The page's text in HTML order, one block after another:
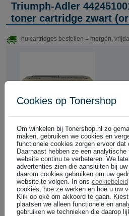
Triumph-Adler
toner cartridge zwart
nu cartridges bestellen = morgen,
zwart
Cartridgenummer:
TRI4424510015
Bel voor levertijd +31 26
3193981
15.000 pagina's
Triumph-Adler 4424510015 / LP 4245
(origineel)
Cookies op Tonershop
Om winkelen bij Tonershop.nl zo
maken, gebruiken we cookies en
functionele cookies zorgen ervoor dat
Daarnaast hebben ze een
website continu te verbeteren. We
advertenties zien die aansluiten bij
daarom cookies gebruiken om uw
website te volgen. In ons cookiebeleid
cookies, hoe ze werken en hoe u uw
Klik op oké om akkoord te gaan.
plaatsen we alleen functionele en
gebruiken we technieken die daarop